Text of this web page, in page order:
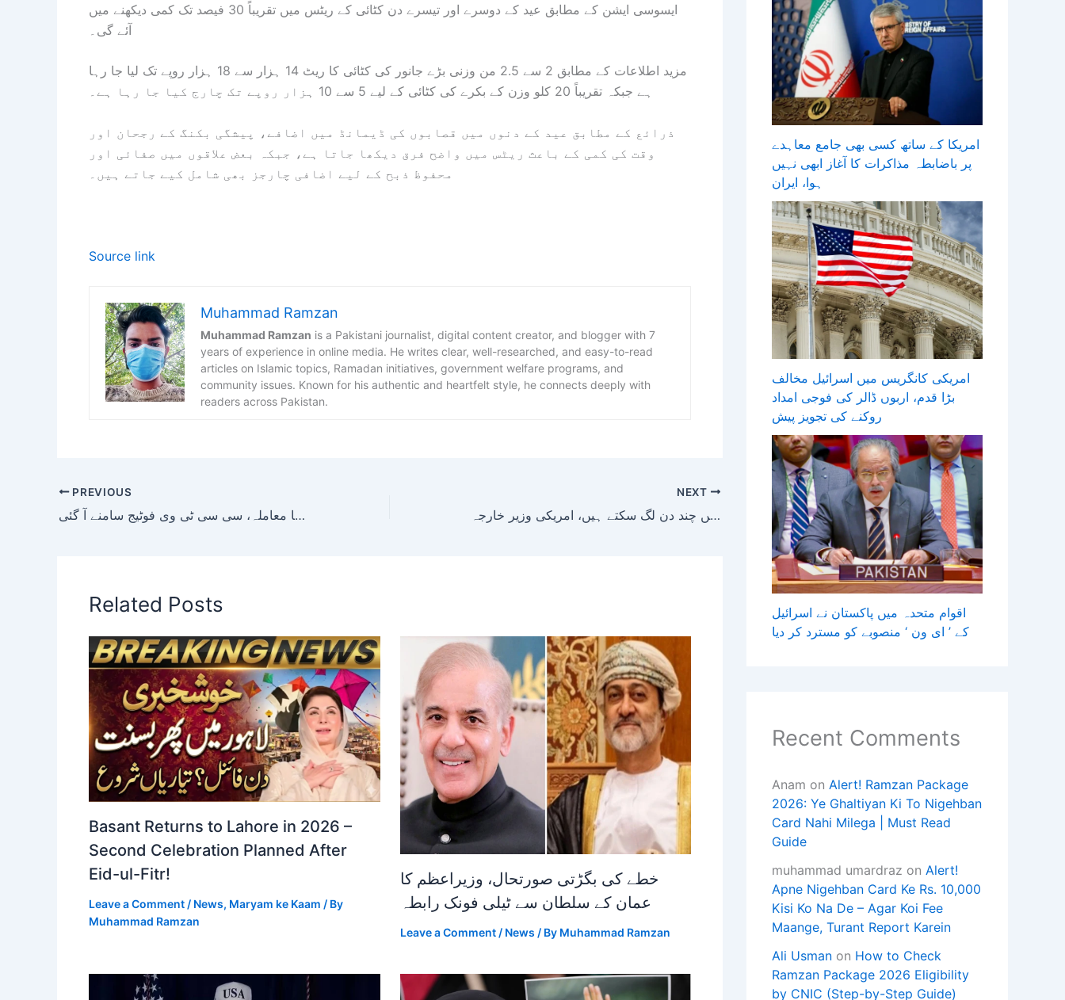
ایسوسی ایشن کے مطابق عید کے دوسرے اور تیسرے دن کٹائی کے ریٹس میں تقریباً 30 فیصد تک کمی دیکھنے میں
آئے گی۔
مزید اطلاعات کے مطابق 2 سے 2.5 من وزنی بڑے جانور کی کٹائی کا ریٹ 14 ہزار سے 18 ہزار روپے تک لیا جا رہا
ہے جبکہ تقریباً 20 کلو وزن کے بکرے کی کٹائی کے لیے 5 سے 10 ہزار روپے تک چارج کیا جا رہا ہے۔
ذرائع کے مطابق عید کے دنوں میں قصابوں کی ڈیمانڈ میں اضافے، پیشگی بکنگ کے رجحان اور
وقت کی کمی کے باعث ریٹس میں واضح فرق دیکھا جاتا ہے، جبکہ بعض علاقوں میں صفائی اور
محفوظ ذبح کے لیے اضافی چارجز بھی شامل کیے جاتے ہیں۔
Source link
Muhammad Ramzan
Muhammad Ramzan is a Pakistani journalist, digital content creator, and blogger with 7
years of experience in online media. He writes clear, well-researched, and easy-to-read
articles on Islamic topics, Ramadan initiatives, government welfare programs, and
community issues. Known for his authentic and heartfelt style, he connects deeply with
readers across Pakistan.
PREVIOUS
سعود آباد میں فائرنگ سے میاں بیوی کی ہلاکت کا معاملہ، سی سی ٹی وی فوٹیج سامنے آ گئی
NEXT
ایران کے ساتھ ممکنہ معاہدے کو حتمی شکل دینے میں چند دن لگ سکتے ہیں، امریکی وزیر خارجہ
Related Posts
Basant Returns to Lahore in 2026 –
Second Celebration Planned After
Eid-ul-Fitr!
Leave a Comment / News, Maryam ke Kaam / By
Muhammad Ramzan
خطے کی بگڑتی صورتحال، وزیراعظم کا
عمان کے سلطان سے ٹیلی فونک رابطہ
Leave a Comment / News / By Muhammad Ramzan
امریکا کے ساتھ کسی بھی جامع معاہدے
پر باضابطہ مذاکرات کا آغاز ابھی نہیں
ہوا، ایران
امریکی کانگریس میں اسرائیل مخالف
بڑا قدم، اربوں ڈالر کی فوجی امداد
روکنے کی تجویز پیش
اقوام متحدہ میں پاکستان نے اسرائیل
کے ’ ای ون ‘ منصوبے کو مسترد کر دیا
Recent Comments
Anam on Alert! Ramzan Package
2026: Ye Ghaltiyan Ki To Nigehban
Card Nahi Milega | Must Read
Guide
muhammad umardraz on Alert!
Apne Nigehban Card Ke Rs. 10,000
Kisi Ko Na De – Agar Koi Fee
Maange, Turant Report Karein
Ali Usman on How to Check
Ramzan Package 2026 Eligibility
by CNIC (Step-by-Step Guide)